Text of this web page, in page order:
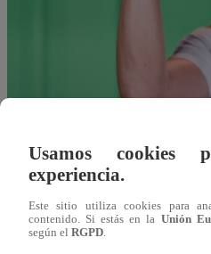
Usamos cookies
experiencia.
Este sitio utiliza cookies para
contenido. Si estás en la Unión
según el RGPD